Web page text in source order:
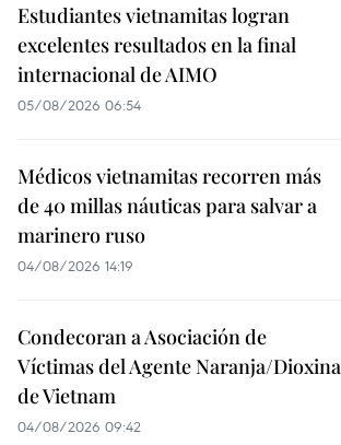
Estudiantes vietnamitas logran
excelentes resultados en la final
internacional de AIMO
05/08/2026 06:54
Médicos vietnamitas recorren más
de 40 millas náuticas para salvar a
marinero ruso
04/08/2026 14:19
Condecoran a Asociación de
Víctimas del Agente Naranja/Dioxina
de Vietnam
04/08/2026 09:42